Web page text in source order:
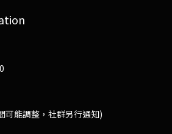
可能調整，社群另行通知)